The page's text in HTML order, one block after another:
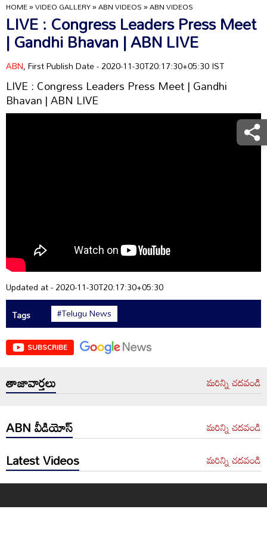
HOME»VIDEO GALLERY»ABN VIDEOS»ABN VIDEOS
LIVE : Congress Leaders Press Meet
| Gandhi Bhavan | ABN LIVE
ABN, First Publish Date - 2020-11-30T20:17:30+05:30 IST
LIVE : Congress Leaders Press Meet | Gandhi
Bhavan | ABN LIVE
Updated at - 2020-11-30T20:17:30+05:30
Tags
#Telugu News
SUBSCRIBE
తాజావార్తలు మరిన్ని చదవండి
ABN వీడియోస్ మరిన్ని చదవండి
Latest Videos మరిన్ని చదవండి